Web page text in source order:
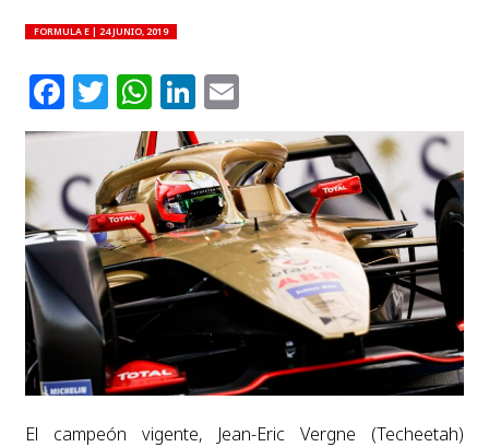
FORMULA E | 24 JUNIO, 2019
Facebook
Twitter
WhatsApp
LinkedIn
Email
El campeón vigente, Jean-Eric Vergne (Techeetah)